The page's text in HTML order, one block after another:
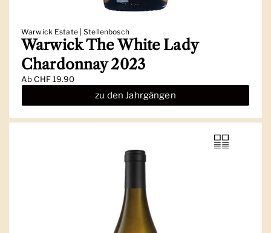
Warwick Estate | Stellenbosch
Warwick The White Lady
Chardonnay 2023
AbCHF 19.90
zu den Jahrgängen